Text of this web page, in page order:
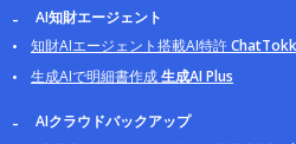
AI知財エージェント
知財AIエージェント搭載AI特許
生成AIで明細書作成生成AI Plus
AIクラウドバックアップ